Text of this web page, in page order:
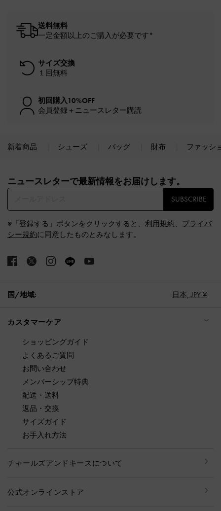
送料無料
一定金額以上のご購入が必要です*
サイズ交換
１回無料
初回購入10%OFF
会員登録＋ニュースレター購読
新着商品 シューズ バッグ 財布 ファッシ
ニュースレターで最新情報をお届けします。​
SUBSCRIBE
※「登録する」ボタンをクリックすると、 利用規約、 プライバ
シー規約に同意したものとみなします。
国/地域: 日本, JPY ¥
カスタマーケア
ショッピングガイド
よくあるご質問
お問い合わせ
メンバーシップ特典
配送・送料
返品・交換
サイズガイド
お手入れ方法
チャールズアンドキースについて
公式オンラインストア